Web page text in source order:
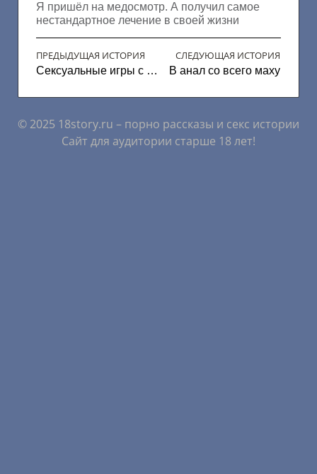
Я пришёл на медосмотр. А получил самое
нестандартное лечение в своей жизни
ПРЕДЫДУЩАЯ ИСТОРИЯ
Сексуальные игры с женой
СЛЕДУЮЩАЯ ИСТОРИЯ
В анал со всего маху
© 2025 18story.ru – порно рассказы и секс истории
Сайт для аудитории старше 18 лет!